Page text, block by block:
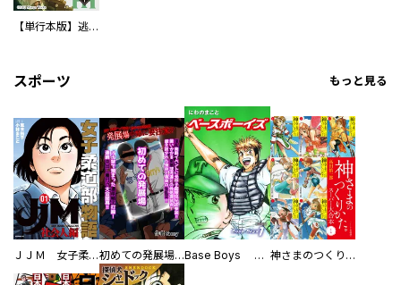
【単行本版】逃亡者～アスクレピオスの杖～
スポーツ もっと見る
ＪＪＭ 女子柔道部物語 社会人編 初めての発展場 【白抜き修正版】 Base Boys 新装版 神さまのつくりかた。スーパー大合本